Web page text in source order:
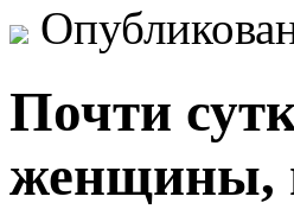
Почти
женщины,